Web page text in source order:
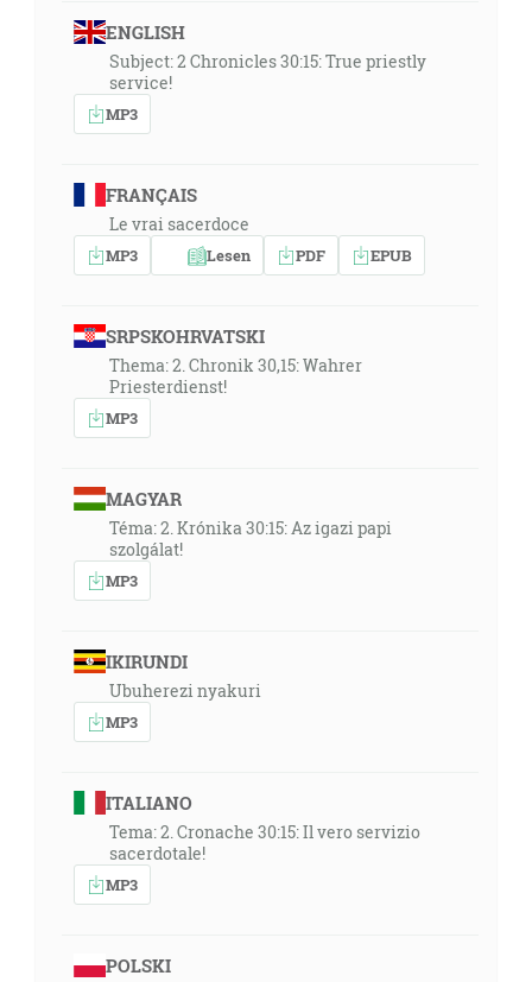
ENGLISH
Subject: 2 Chronicles 30:15: True priestly
service!
MP3
FRANÇAIS
Le vrai sacerdoce
MP3 Lesen PDF EPUB
SRPSKOHRVATSKI
Thema: 2. Chronik 30,15: Wahrer
Priesterdienst!
MP3
MAGYAR
Téma: 2. Krónika 30:15: Az igazi papi
szolgálat!
MP3
IKIRUNDI
Ubuherezi nyakuri
MP3
ITALIANO
Tema: 2. Cronache 30:15: Il vero servizio
sacerdotale!
MP3
POLSKI